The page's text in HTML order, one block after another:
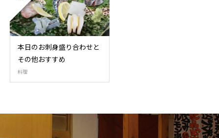
本日のお刺身盛り合わせと
その他おすすめ
料理